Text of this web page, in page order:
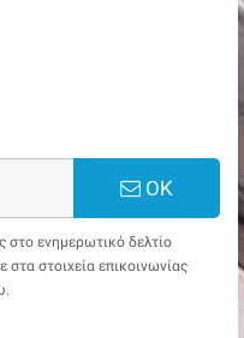
ΟΚ
στο ενημερωτικό δελτίο
στα στοιχεία επικοινωνίας